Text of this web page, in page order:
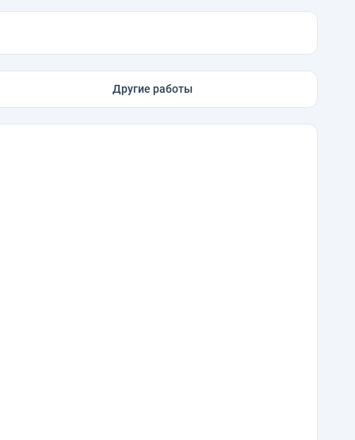
Другие работы